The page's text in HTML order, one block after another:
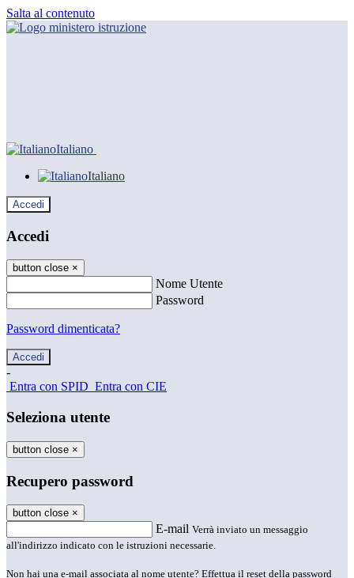
Salta al contenuto
Italiano
Italiano
Accedi
Accedi
button close ×
Nome Utente
Password
Password dimenticata?
-
Entra con SPID Entra con CIE
Seleziona utente
button close ×
Recupero password
button close ×
E-mail Verrà inviato un messaggio
all'indirizzo indicato con le istruzioni necessarie.
Non hai una e-mail associata al nome utente? Effettua il reset della password